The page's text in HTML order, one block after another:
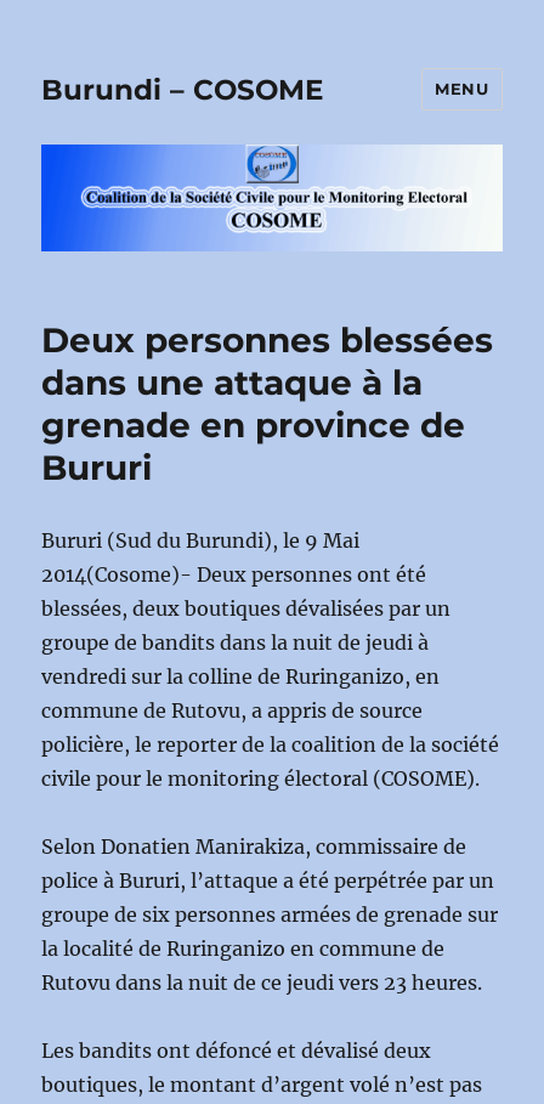
Burundi – COSOME MENU
Deux personnes blessées
dans une attaque à la
grenade en province de
Bururi
Bururi (Sud du Burundi), le 9 Mai
2014(Cosome)- Deux personnes ont été
blessées, deux boutiques dévalisées par un
groupe de bandits dans la nuit de jeudi à
vendredi sur la colline de Ruringanizo, en
commune de Rutovu, a appris de source
policière, le reporter de la coalition de la société
civile pour le monitoring électoral (COSOME).
Selon Donatien Manirakiza, commissaire de
police à Bururi, l’attaque a été perpétrée par un
groupe de six personnes armées de grenade sur
la localité de Ruringanizo en commune de
Rutovu dans la nuit de ce jeudi vers 23 heures.
Les bandits ont défoncé et dévalisé deux
boutiques, le montant d’argent volé n’est pas